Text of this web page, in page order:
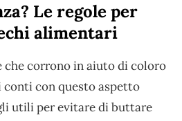
Le regole per
alimentari
che corrono in aiuto di coloro
con questo aspetto
utili per evitare di buttare